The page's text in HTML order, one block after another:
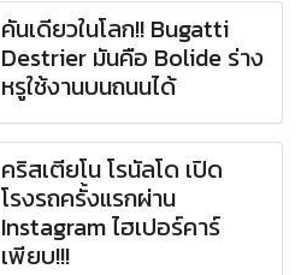
คันเดียวในโลก!! Bugatti
Destrier มันคือ Bolide ร่าง
หรูใช้งานบนถนนได้
คริสเตียโน โรนัลโด เปิด
โรงรถครั้งแรกผ่าน
Instagram ไฮเปอร์คาร์
เพียบ!!!